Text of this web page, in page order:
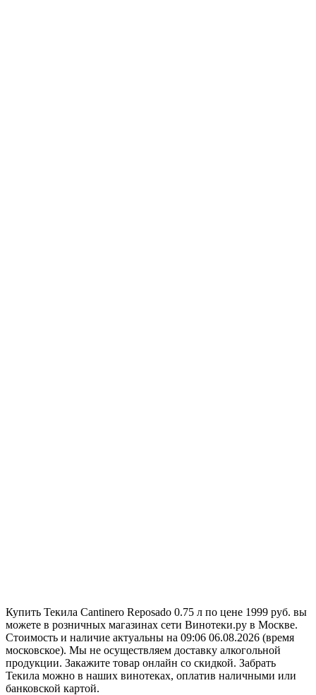
Купить Текила Cantinero Reposado 0.75 л по цене 1999 руб. вы
можете в розничных магазинах сети Винотеки.ру в Москве.
Стоимость и наличие актуальны на 09:06 06.08.2026 (время
московское). Мы не осуществляем доставку алкогольной
продукции. Закажите товар онлайн со скидкой. Забрать
Текила можно в наших винотеках, оплатив наличными или
банковской картой.